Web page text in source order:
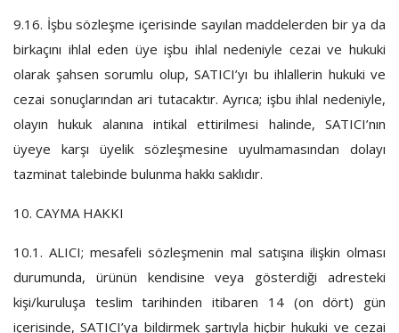
9.16. İşbu sözleşme içerisinde sayılan maddelerden bir ya da
birkaçını ihlal eden üye işbu ihlal nedeniyle cezai ve hukuki
olarak şahsen sorumlu olup, SATICI’yı bu ihlallerin hukuki ve
cezai sonuçlarından ari tutacaktır. Ayrıca; işbu ihlal nedeniyle,
olayın hukuk alanına intikal ettirilmesi halinde, SATICI’nın
üyeye karşı üyelik sözleşmesine uyulmamasından dolayı
tazminat talebinde bulunma hakkı saklıdır.
10. CAYMA HAKKI
10.1. ALICI; mesafeli sözleşmenin mal satışına ilişkin olması
durumunda, ürünün kendisine veya gösterdiği adresteki
kişi/kuruluşa teslim tarihinden itibaren 14 (on dört) gün
içerisinde, SATICI’ya bildirmek şartıyla hiçbir hukuki ve cezai